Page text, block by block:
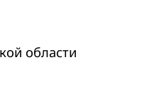
области